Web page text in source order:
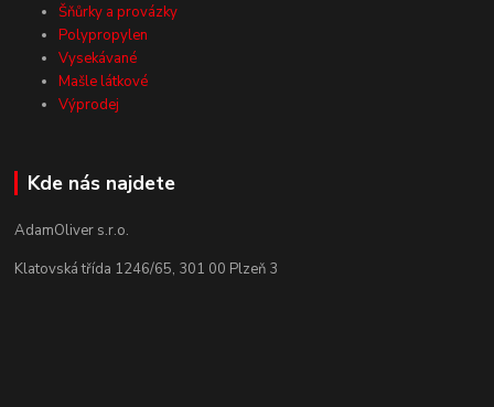
Šňůrky a provázky
Polypropylen
Vysekávané
Mašle látkové
Výprodej
Kde nás najdete
AdamOliver s.r.o.
Klatovská třída 1246/65, 301 00 Plzeň 3